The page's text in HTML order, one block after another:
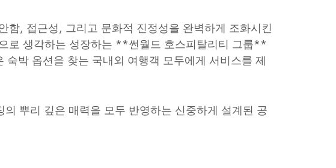
함, 접근성, 그리고 문화적 진정성을 완벽하게 조화시킨
로 생각하는 성장하는 **썬월드 호스피탈리티 그룹**
박 옵션을 찾는 국내외 여행객 모두에게 서비스를 제
뿌리 깊은 매력을 모두 반영하는 신중하게 설계된 공